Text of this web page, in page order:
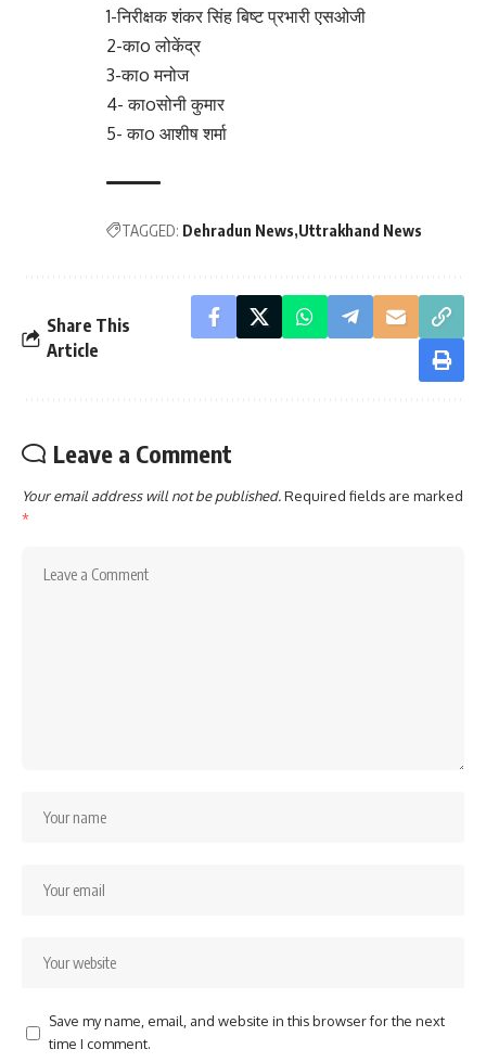
1-निरीक्षक शंकर सिंह बिष्ट प्रभारी एसओजी
2-काo लोकेंद्र
3-काo मनोज
4- काoसोनी कुमार
5- काo आशीष शर्मा
TAGGED: Dehradun News Uttrakhand News
Share This
Article
Leave a Comment
Your email address will not be published.Required fields are marked
*
Save my name, email, and website in this browser for the next
time I comment.